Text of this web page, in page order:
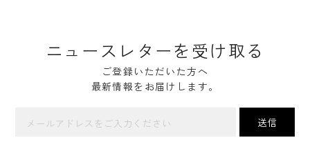
ニュースレターを受け取る
ご登録いただいた方へ
最新情報をお届けします。